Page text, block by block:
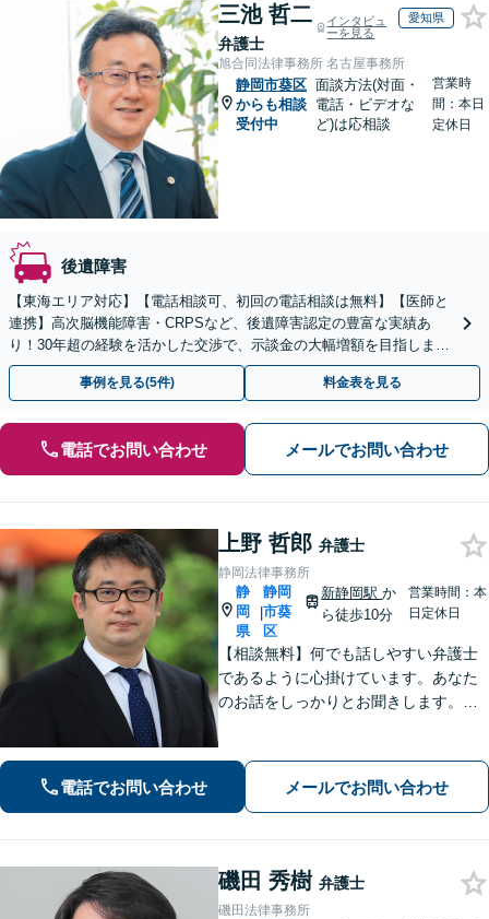
三池 哲二
弁護士
インタビュ
ーを見る
愛知県
旭合同法律事務所 名古屋事務所
静岡市葵区
からも相談
受付中
面談方法(対面・
電話・ビデオな
ど)は応相談
営業時
間：本日
定休日
後遺障害
【東海エリア対応】【電話相談可、初回の電話相談は無料】【医師と
連携】高次脳機能障害・CRPSなど、後遺障害認定の豊富な実績あ
り！30年超の経験を活かした交渉で、示談金の大幅増額を目指しま
す。示談金無料診断サービスあり【夜間休日対応】
事例を見る(5件) 料金表を見る
電話でお問い合わせ メールでお問い合わせ
上野 哲郎 弁護士
静岡法律事務所
静
岡
県
|
静岡
市葵
区
新静岡駅か
ら徒歩10分
営業時間：本
日定休日
【相談無料】何でも話しやすい弁護士
であるように心掛けています。あなた
のお話をしっかりとお聞きします。ト
さい。
電話でお問い合わせ メールでお問い合わせ
磯田 秀樹 弁護士
磯田法律事務所